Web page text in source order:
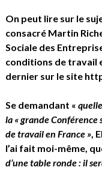
On peut lire sur le
consacré Martin
Sociale des
conditions de travail
dernier sur le site
Se demandant «
la « grande Conférence
de travail en France »,
l’ai fait moi-même,
d’une table ronde : il